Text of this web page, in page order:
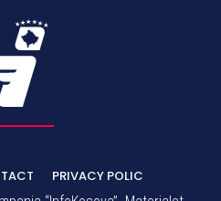
PRIVACY POLIC